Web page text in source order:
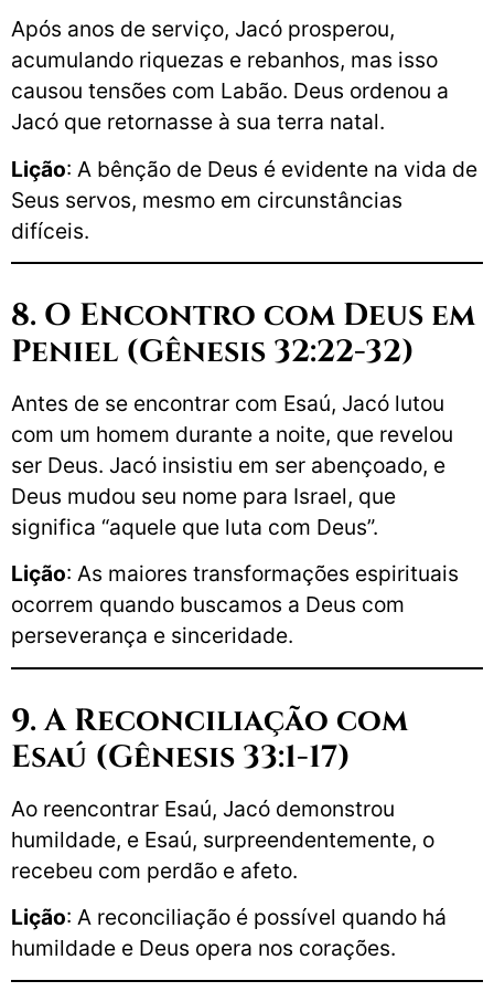
Após anos de serviço, Jacó prosperou,
acumulando riquezas e rebanhos, mas isso
causou tensões com Labão. Deus ordenou a
Jacó que retornasse à sua terra natal.
Lição: A bênção de Deus é evidente na vida de
Seus servos, mesmo em circunstâncias
difíceis.
8. O Encontro com Deus em
Peniel (Gênesis 32:22-32)
Antes de se encontrar com Esaú, Jacó lutou
com um homem durante a noite, que revelou
ser Deus. Jacó insistiu em ser abençoado, e
Deus mudou seu nome para Israel, que
significa “aquele que luta com Deus”.
Lição: As maiores transformações espirituais
ocorrem quando buscamos a Deus com
perseverança e sinceridade.
9. A Reconciliação com
Esaú (Gênesis 33:1-17)
Ao reencontrar Esaú, Jacó demonstrou
humildade, e Esaú, surpreendentemente, o
recebeu com perdão e afeto.
Lição: A reconciliação é possível quando há
humildade e Deus opera nos corações.